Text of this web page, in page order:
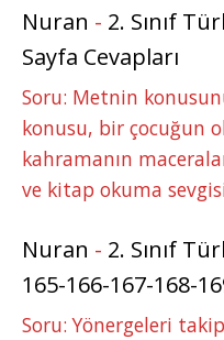
Nuran - 2. Sınıf
Sayfa Cevapları
Soru: Metnin
konusu, bir çocuğun
kahramanın
ve kitap okuma
Nuran - 2. Sınıf
165-166-167-168-
Soru: Yönergeleri